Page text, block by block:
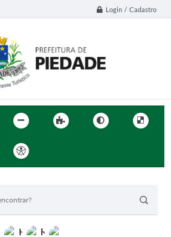
Login / Cadastro